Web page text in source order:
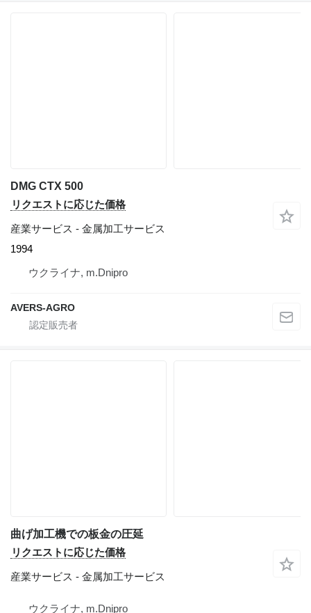
DMG CTX 500
リクエストに応じた価格
産業サービス - 金属加工サービス
1994
ウクライナ, m.Dnipro
AVERS-AGRO
曲げ加工機での板金の圧延
リクエストに応じた価格
産業サービス - 金属加工サービス
ウクライナ, m.Dnipro